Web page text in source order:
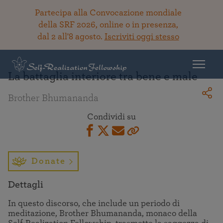
Partecipa alla Convocazione mondiale
della SRF 2026, online o in presenza,
dal 2 all'8 agosto. Iscriviti oggi stesso
La battaglia interiore tra bene e male
Brother Bhumananda
Condividi su
Donate
Dettagli
In questo discorso, che include un periodo di
meditazione, Brother Bhumananda, monaco della